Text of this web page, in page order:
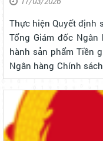
Thực hiện Quyết định
Tổng Giám đốc
hành sản phẩm Tiền
Ngân hàng Chính
tuyên truyền, phổ
người dân trên đị...